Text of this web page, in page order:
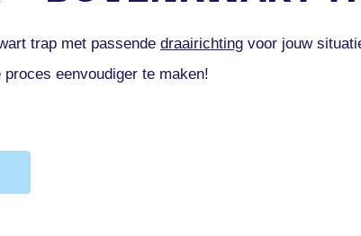
trap met passende draairichting voor jouw
eenvoudiger te maken!